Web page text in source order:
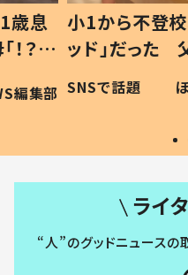
フテ
食”を
編集部
ひ孫にデレデ
が、抱っこす
「涙が出まし
い」
ライ
“人”のグッドニュースの